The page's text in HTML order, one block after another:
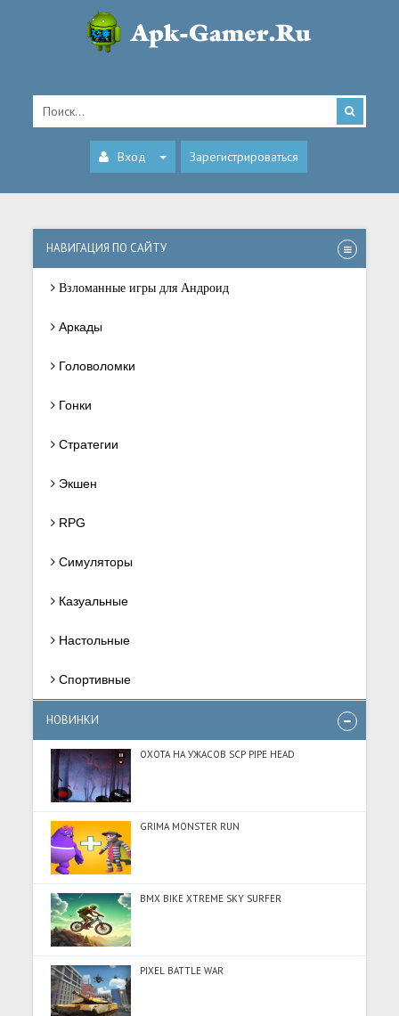
Вход Зарегистрироваться
НАВИГАЦИЯ ПО САЙТУ
Взломанные игры для Андроид
Аркады
Головоломки
Гонки
Стратегии
Экшен
RPG
Симуляторы
Казуальные
Настольные
Спортивные
НОВИНКИ
ОХОТА НА УЖАСОВ SCP PIPE HEAD
GRIMA MONSTER RUN
BMX BIKE XTREME SKY SURFER
PIXEL BATTLE WAR